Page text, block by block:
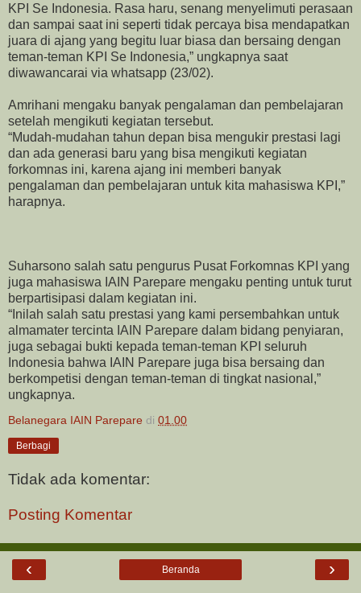
KPI Se Indonesia. Rasa haru, senang menyelimuti perasaan
dan sampai saat ini seperti tidak percaya bisa mendapatkan
juara di ajang yang begitu luar biasa dan bersaing dengan
teman-teman KPI Se Indonesia,” ungkapnya saat
diwawancarai via whatsapp (23/02).
Amrihani mengaku banyak pengalaman dan pembelajaran
setelah mengikuti kegiatan tersebut.
“Mudah-mudahan tahun depan bisa mengukir prestasi lagi
dan ada generasi baru yang bisa mengikuti kegiatan
forkomnas ini, karena ajang ini memberi banyak
pengalaman dan pembelajaran untuk kita mahasiswa KPI,”
harapnya.
Suharsono salah satu pengurus Pusat Forkomnas KPI yang
juga mahasiswa IAIN Parepare mengaku penting untuk turut
berpartisipasi dalam kegiatan ini.
“Inilah salah satu prestasi yang kami persembahkan untuk
almamater tercinta IAIN Parepare dalam bidang penyiaran,
juga sebagai bukti kepada teman-teman KPI seluruh
Indonesia bahwa IAIN Parepare juga bisa bersaing dan
berkompetisi dengan teman-teman di tingkat nasional,”
ungkapnya.
Belanegara IAIN Parepare di 01.00
Berbagi
Tidak ada komentar:
Posting Komentar
‹ ›
Beranda